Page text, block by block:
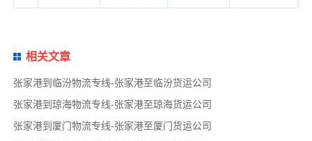
相关文章
张家港到临汾物流专线-张家港至临汾货运公司
张家港到琼海物流专线-张家港至琼海货运公司
张家港到厦门物流专线-张家港至厦门货运公司